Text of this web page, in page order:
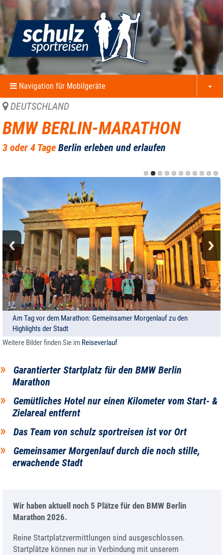
Navigation für Mobilgeräte
DEUTSCHLAND
BMW BERLIN-MARATHON
3 oder 4 Tage Berlin erleben und erlaufen
Am Tag vor dem Marathon: Gemeinsamer Morgenlauf zu den
Highlights der Stadt
Beine hoch im komfortablen Zimmer im Motel One am Hauptbahnhof
Berlin
Weitere Bilder finden Sie im Reiseverlauf
Garantierter Startplatz für den BMW Berlin
Marathon
Gemütliches Hotel nur einen Kilometer vom Start- &
Zielareal entfernt
Das Team von schulz sportreisen ist vor Ort
Gemeinsamer Morgenlauf durch die noch stille,
erwachende Stadt
Wir haben aktuell noch 5 Plätze für den BMW Berlin
Marathon 2026.
Reine Startplatzvermittlungen sind ausgeschlossen.
Startplätze können nur in Verbindung mit unserem